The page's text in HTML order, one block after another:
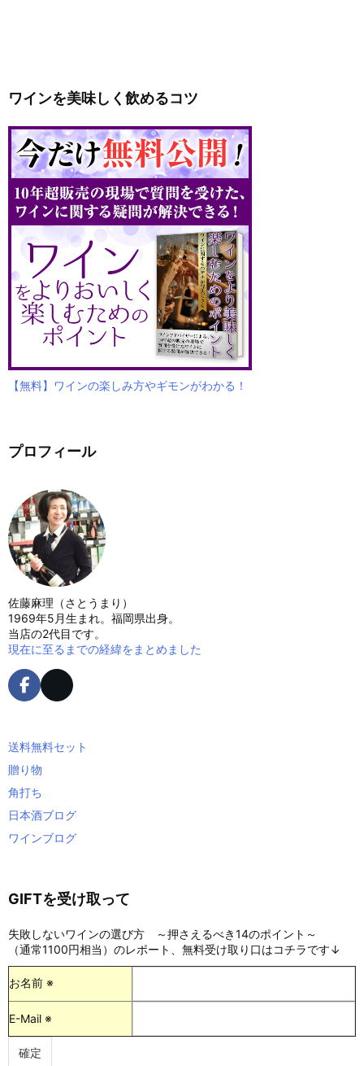
ワインを美味しく飲めるコツ
【無料】ワインの楽しみ方やギモンがわかる！
プロフィール
佐藤麻理（さとうまり）
1969年5月生まれ。福岡県出身。
当店の2代目です。
現在に至るまでの経緯をまとめました
送料無料セット
贈り物
角打ち
日本酒ブログ
ワインブログ
GIFTを受け取って
失敗しないワインの選び方 ～押さえるべき14のポイント～
（通常1100円相当）のレポート、無料受け取り口はコチラです↓
お名前 ※
E-Mail ※